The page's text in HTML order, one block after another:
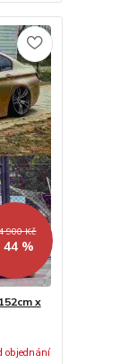
900 Kč
44 %
x
objednání